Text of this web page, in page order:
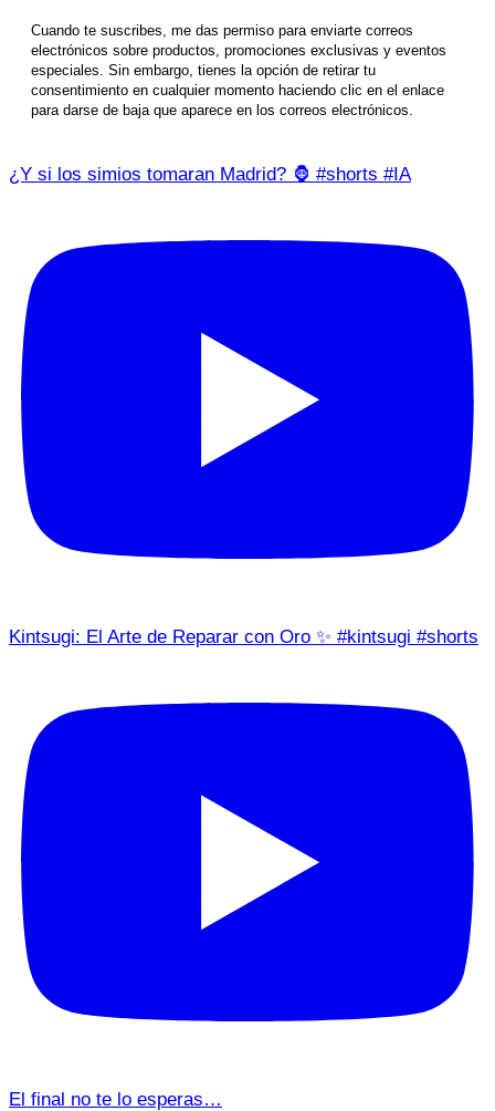
Cuando te suscribes, me das permiso para enviarte correos
electrónicos sobre productos, promociones exclusivas y eventos
especiales. Sin embargo, tienes la opción de retirar tu
consentimiento en cualquier momento haciendo clic en el enlace
para darse de baja que aparece en los correos electrónicos.
¿Y si los simios tomaran Madrid? 🦍 #shorts #IA
Kintsugi: El Arte de Reparar con Oro ✨ #kintsugi #shorts
El final no te lo esperas…